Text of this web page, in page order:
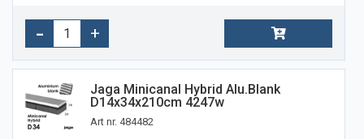
Jaga Minicanal Hybrid Alu.blank
D14x34x210cm 4247w
Art nr. 484482